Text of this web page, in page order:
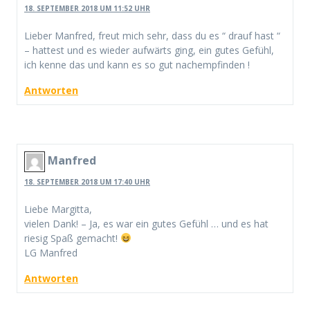
18. SEPTEMBER 2018 UM 11:52 UHR
Lieber Manfred, freut mich sehr, dass du es “ drauf hast “
– hattest und es wieder aufwärts ging, ein gutes Gefühl,
ich kenne das und kann es so gut nachempfinden !
Antworten
Manfred
18. SEPTEMBER 2018 UM 17:40 UHR
Liebe Margitta,
vielen Dank! – Ja, es war ein gutes Gefühl … und es hat
riesig Spaß gemacht!
LG Manfred
Antworten